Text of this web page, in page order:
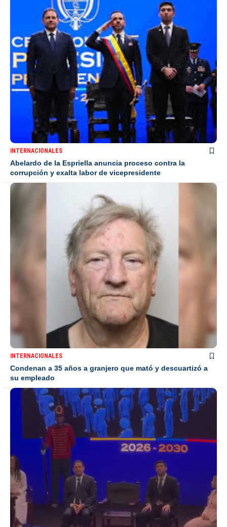
INTERNACIONALES
Abelardo de la Espriella anuncia proceso contra la
corrupción y exalta labor de vicepresidente
INTERNACIONALES
Condenan a 35 años a granjero que mató y descuartizó a
su empleado